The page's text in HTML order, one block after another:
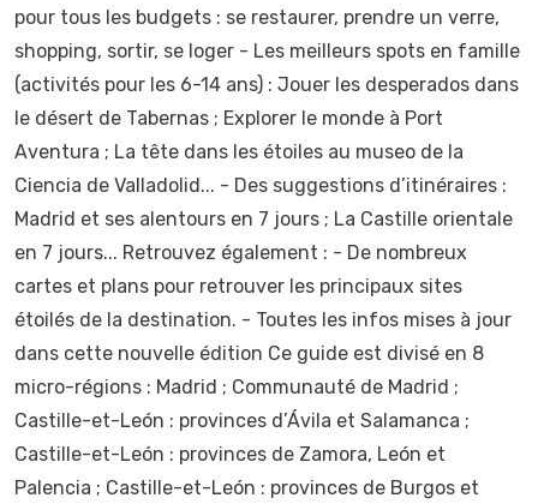
pour tous les budgets : se restaurer, prendre un verre,
shopping, sortir, se loger - Les meilleurs spots en famille
(activités pour les 6-14 ans) : Jouer les desperados dans
le désert de Tabernas ; Explorer le monde à Port
Aventura ; La tête dans les étoiles au museo de la
Ciencia de Valladolid... - Des suggestions d’itinéraires :
Madrid et ses alentours en 7 jours ; La Castille orientale
en 7 jours... Retrouvez également : - De nombreux
cartes et plans pour retrouver les principaux sites
étoilés de la destination. - Toutes les infos mises à jour
dans cette nouvelle édition Ce guide est divisé en 8
micro-régions : Madrid ; Communauté de Madrid ;
Castille-et-León : provinces d’Ávila et Salamanca ;
Castille-et-León : provinces de Zamora, León et
Palencia ; Castille-et-León : provinces de Burgos et